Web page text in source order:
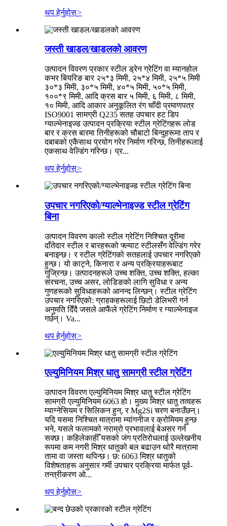
थप हेर्नुहोस्>
जस्ती खाडल/खाडलको आवरण
उत्पादन विवरण प्रकार स्टील ड्रेन ग्रेटिंग वा म्यानहोल
कभर बियरिङ बार २५*३ मिमी, २५*४ मिमी, २५*५ मिमी
३०*३ मिमी, ३०*५ मिमी, ४०*५ मिमी, ५०*५ मिमी,
१००*९ मिमी, आदि क्रस बार ५ मिमी, ६ मिमी, ८ मिमी,
१० मिमी, आदि आकार अनुकूलित रंग चाँदी प्रमाणपत्र
ISO9001 सामग्री Q235 सतह उपचार हट डिप
ग्याल्भेनाइज्ड उत्पादन प्रक्रिया स्टील ग्रेटिंगहरू लोड
बार र क्रस बारमा तिनीहरूको चौबाटो बिन्दुहरूमा ताप र
दबाबको एकैसाथ प्रयोग गरेर निर्माण गरिन्छ, तिनीहरूलाई
एकसाथ वेल्डिंग गरिन्छ। प्र...
थप हेर्नुहोस्>
उपचार नगरिएको/ग्याल्भेनाइज्ड स्टील ग्रेटिंग
बिना
उत्पादन विवरण कालो स्टील ग्रेटिंग निश्चित दूरीमा
दाँतेदार स्टील र बारहरूको फ्ल्याट स्टीलसँग वेल्डिंग गरेर
बनाइन्छ। र स्टील ग्रेटिंगको सतहलाई उपचार नगरिएको
हुन्छ। यो काट्ने, किनारा र अन्य प्रक्रियाहरूबाट
गुज्रिन्छ। उत्पादनहरूले उच्च शक्ति, उच्च शक्ति, हल्का
संरचना, उच्च असर, लोडिङको लागि सुविधा र अन्य
गुणहरूको सुविधाहरूको आनन्द लिन्छन्। स्टील ग्रेटिंग
उपचार नगरिएको: ग्राहकहरूलाई छिटो डेलिभरी गर्न
अनुमति दिँदै जसले आफैंले ग्रेटिंग निर्माण र ग्याल्भेनाइज
गर्छन्। Va...
थप हेर्नुहोस्>
एल्युमिनियम मिश्र धातु सामग्री स्टील ग्रेटिंग
उत्पादन विवरण एल्युमिनियम मिश्र धातु स्टील ग्रेटिंग
सामग्री एल्युमिनियम 6063 हो। मुख्य मिश्र धातु तत्वहरू
म्याग्नेसियम र सिलिकन हुन्, र Mg2Si चरण बनाउँछन्।
यदि यसमा निश्चित मात्रामा म्यांगनीज र क्रोमियम हुन्छ
भने, यसले फलामको नराम्रो प्रभावलाई बेअसर गर्न
सक्छ। कहिलेकाहीँ यसको जंग प्रतिरोधलाई उल्लेखनीय
रूपमा कम नगरी मिश्र धातुको बल बढाउन थोरै मात्रामा
तामा वा जस्ता थपिन्छ। छ: 6063 मिश्र धातुको
विशेषताहरू अनुसार गर्मी उपचार प्रक्रिया मार्फत पूर्व-
तन्त्रीकरण ओ...
थप हेर्नुहोस्>